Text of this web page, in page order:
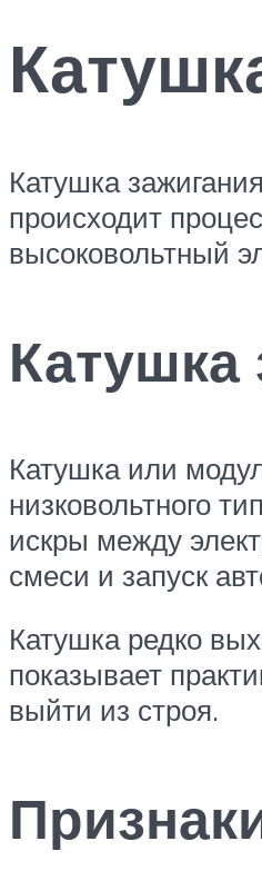
Катушка
происходит
высоковольтный
Катушка
Катушка или
низковольтного
искры между
смеси и запуск
Катушка редко
показывает
выйти из строя.